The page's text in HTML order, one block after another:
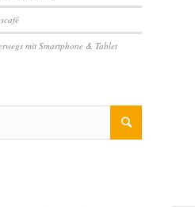
mit Smartphone & Tablet